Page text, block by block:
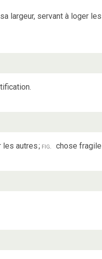
largeur, servant à loger les
les autres; fig. chose fragile